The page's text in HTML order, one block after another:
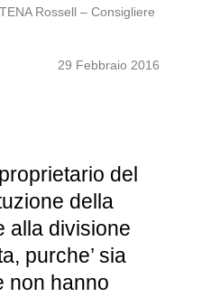
Rossell – Consigliere
29 Febbraio 2016
del
della
alla divisione
purche’ sia
non hanno